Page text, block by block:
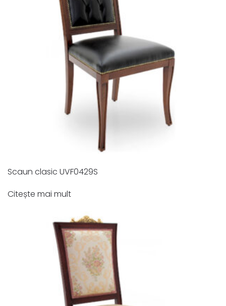
Scaun clasic UVF0429S
Citește mai mult